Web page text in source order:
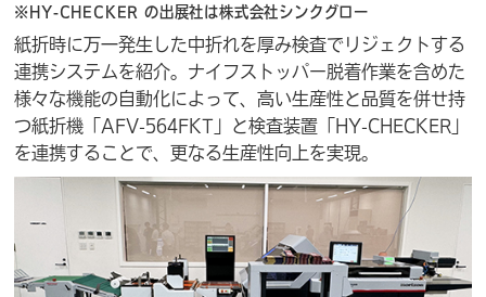
※HY-CHECKER の出展社は株式会社シンクグロー
紙折時に万一発生した中折れを厚み検査でリジェクトする
連携システムを紹介。ナイフストッパー脱着作業を含めた
様々な機能の自動化によって、高い生産性と品質を併せ持
つ紙折機「AFV-564FKT」と検査装置「HY-CHECKER」
を連携することで、更なる生産性向上を実現。